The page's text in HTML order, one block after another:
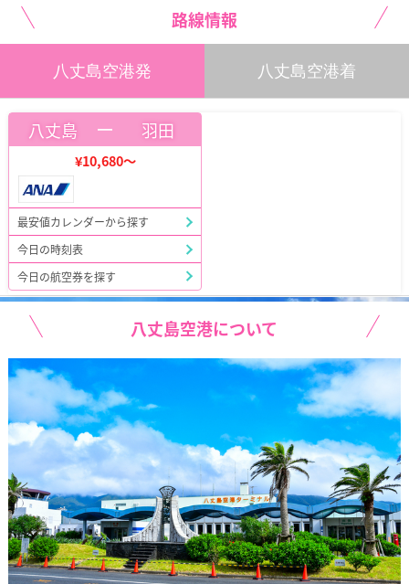
路線情報
八丈島空港発 八丈島空港着
八丈島 ー 羽田
¥10,680～
最安値カレンダーから探す
今日の時刻表
今日の航空券を探す
八丈島空港について